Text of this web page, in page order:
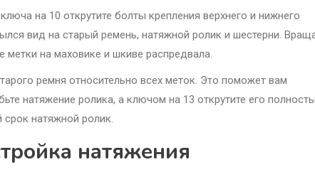
на 10 открутите болты крепления верхнего и нижнего
вид на старый ремень, натяжной ролик и шестерни.
метки на маховике и шкиве распредвала.
ремня относительно всех меток. Это поможет вам
натяжение ролика, а ключом на 13 открутите его
натяжной ролик.
натяжения